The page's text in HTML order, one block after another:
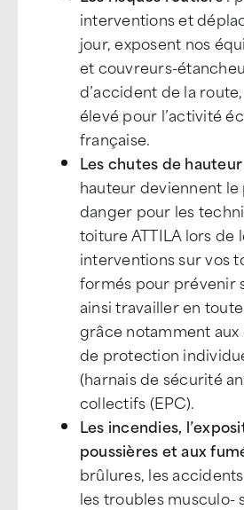
interventions et
jour, exposent nos
et couvreurs-
d’accident de la
élevé pour l’activité
française.
Les chutes de hauteur
hauteur deviennent
danger pour les
toiture ATTILA lors de
interventions sur vos
formés pour prévenir
ainsi travailler en
grâce notamment
de protection
(harnais de sécurité
collectifs (EPC).
Les incendies,
poussières et aux
brûlures, les
les troubles musculo-